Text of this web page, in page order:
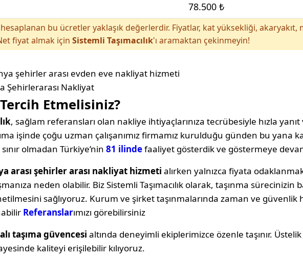
78.500 ₺
bu ücretler yaklaşık değerlerdir. Fiyatlar, kat yüksekliği, akaryakıt,
fiyat almak için Sistemli Taşımacılık'ı aramaktan çekinmeyin!
Şehirlerarası Nakliyat
Etmelisiniz?
, sağlam referansları olan nakliye ihtiyaçlarınıza tecrübesiyle hızla
işinde çoğu uzman çalışanımız firmamız kurulduğu günden bu yana
olmadan Türkiye’nin 81 ilindefaaliyet gösterdik ve göstermeye
arası şehirler arası nakliyat hizmeti alırken yalnızca fiyata
neden olabilir. Biz Sistemli Taşımacılık olarak, taşınma sürecinizin
sağlıyoruz. Kurum ve şirket taşınmalarında zaman ve güvenlik
Referanslarımızı görebilirsiniz
taşıma güvencesi altında deneyimli ekiplerimizce özenle taşınır. Üstelik
kaliteyi erişilebilir kılıyoruz.